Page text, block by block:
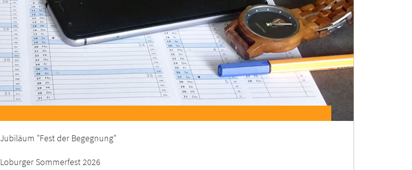
Jubiläum "Fest der Begegnung"
Loburger Sommerfest 2026